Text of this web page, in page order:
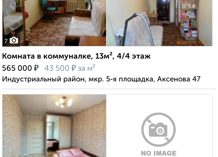
7
Комната в коммуналке, 13м², 4/4 этаж
565 000 ₽ 43 500 ₽ за м²
Индустриальный район, мкр. 5-я площадка, Аксенова 47